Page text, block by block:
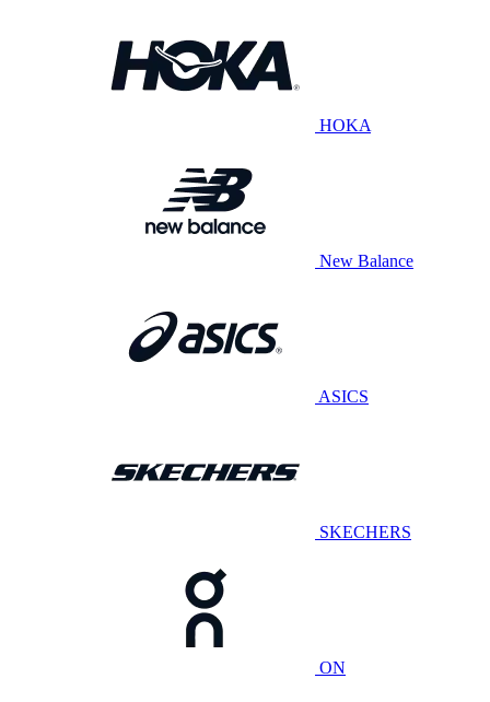
HOKA
New Balance
ASICS
SKECHERS
ON